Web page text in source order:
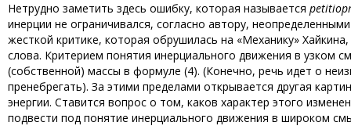
Нетрудно заметить здесь ошибку, которая называется petitio
инерции не ограничивался, согласно автору,
жесткой критике, которая обрушилась на «Механику»
слова. Критерием понятия инерциального движения в узком
(собственной) массы в формуле (4). (Конечно, речь идет о
пренебрегать). За этими пределами открывается другая
энергии. Ставится вопрос о том, каков характер этого
подвести под понятие инерциального движения в широком